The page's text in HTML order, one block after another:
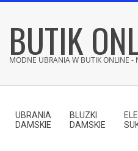
contentBUTIK
MODNE UBRANIA W BUTIK ONLINE -
Menu
UBRANIA
DAMSKIE
BLUZKI
DAMSKIE